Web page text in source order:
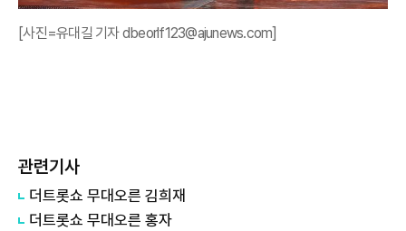
[사진=유대길 기자 dbeorlf123@ajunews.com]
관련기사
더트롯쇼 무대오른 김희재
더트롯쇼 무대오른 홍자